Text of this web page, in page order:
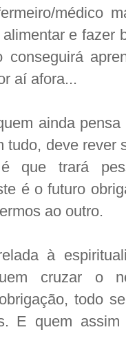
médico
e fazer
conseguirá
aí afora...
ainda
tudo, deve rever
que trará
é o futuro
ao outro.
à
cruzar o
todo
E quem